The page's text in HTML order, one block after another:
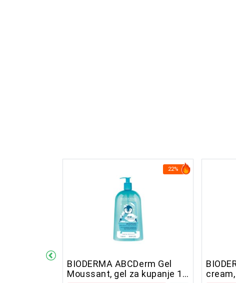
22%
BIODERMA ABCDerm Gel
Moussant, gel za kupanje 1